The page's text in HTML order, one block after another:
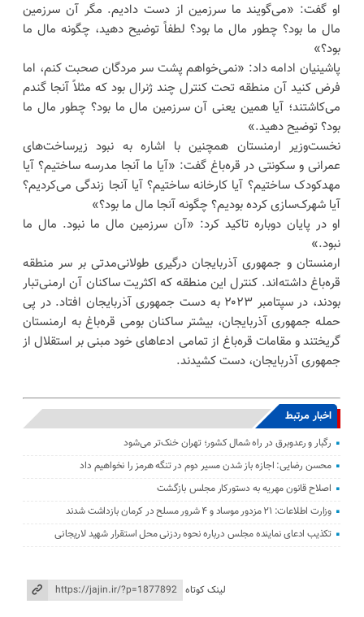
او گفت: «می‌گویند ما سرزمین از دست دادیم. مگر آن سرزمین
مال ما بود؟ چطور مال ما بود؟ لطفاً توضیح دهید، چگونه مال ما
بود؟»
پاشینیان ادامه داد: «نمی‌خواهم پشت سر مردگان صحبت کنم، اما
فرض کنید آن منطقه تحت کنترل چند ژنرال بود که مثلاً آنجا گندم
می‌کاشتند؛ آیا همین یعنی آن سرزمین مال ما بود؟ چطور مال ما
بود؟ توضیح دهید.»
نخست‌وزیر ارمنستان همچنین با اشاره به نبود زیرساخت‌های
عمرانی و سکونتی در قره‌باغ گفت: «آیا ما آنجا مدرسه ساختیم؟ آیا
مهدکودک ساختیم؟ آیا کارخانه ساختیم؟ آیا آنجا زندگی می‌کردیم؟
آیا شهرک‌سازی کرده بودیم؟ چگونه آنجا مال ما بود؟»
او در پایان دوباره تاکید کرد: «آن سرزمین مال ما نبود. مال ما
نبود.»
ارمنستان و جمهوری آذربایجان درگیری طولانی‌مدتی بر سر منطقه
قره‌باغ داشته‌اند. کنترل این منطقه که اکثریت ساکنان آن ارمنی‌تبار
بودند، در سپتامبر ۲۰۲۳ به دست جمهوری آذربایجان افتاد. در پی
حمله جمهوری آذربایجان، بیشتر ساکنان بومی قره‌باغ به ارمنستان
گریختند و مقامات قره‌باغ از تمامی ادعاهای خود مبنی بر استقلال از
جمهوری آذربایجان، دست کشیدند.
اخبار مرتبط
رگبار و رعدوبرق در راه شمال کشور؛ تهران خنک‌تر می‌شود
محسن رضایی: اجازه باز شدن مسیر دوم در تنگه هرمز را نخواهیم داد
اصلاح قانون مهریه به دستورکار مجلس بازگشت
وزارت اطلاعات: ۲۱ مزدور موساد و ۴ شرور مسلح در کرمان بازداشت شدند
تکذیب ادعای نماینده مجلس درباره نحوه ردزنی محل استقرار شهید لاریجانی
لینک کوتاه